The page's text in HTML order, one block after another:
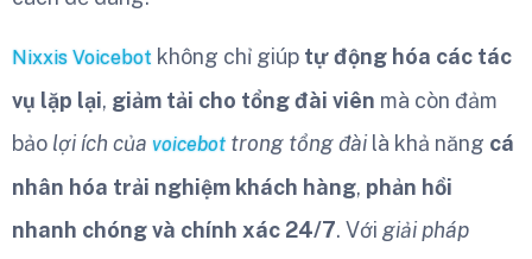
Nixxis Voicebot không chỉ giúp tự động hóa các tác
vụ lặp lại, giảm tải cho tổng đài viên mà còn đảm
bảo lợi ích của voicebot trong tổng đài là khả năng cá
nhân hóa trải nghiệm khách hàng, phản hồi
nhanh chóng và chính xác 24/7. Với giải pháp